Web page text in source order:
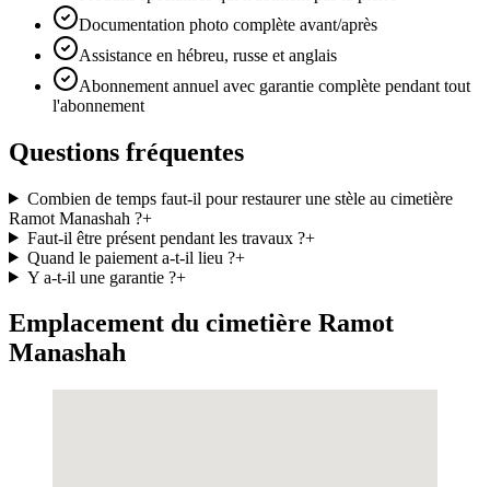
Documentation photo complète avant/après
Assistance en hébreu, russe et anglais
Abonnement annuel avec garantie complète pendant tout
l'abonnement
Questions fréquentes
Combien de temps faut-il pour restaurer une stèle au cimetière
Ramot Manashah ?+
Faut-il être présent pendant les travaux ?+
Quand le paiement a-t-il lieu ?+
Y a-t-il une garantie ?+
Emplacement du cimetière Ramot
Manashah